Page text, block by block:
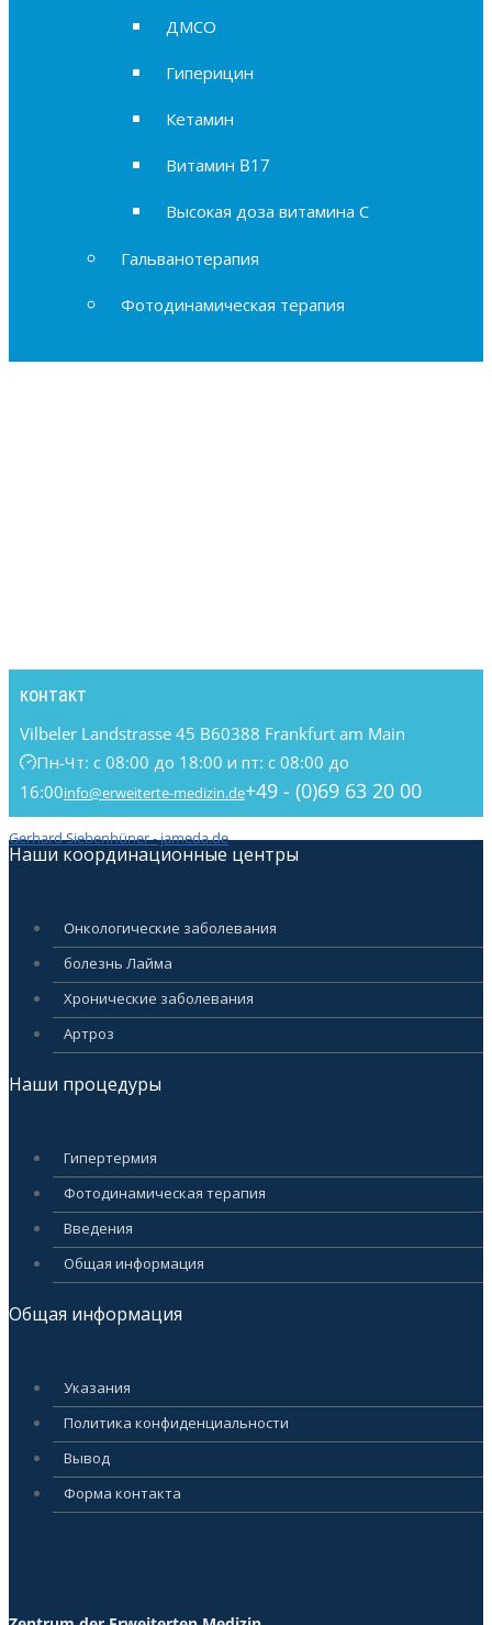
ДМСО
Гиперицин
Кетамин
Витамин B17
Высокая доза витамина С
Гальванотерапия
Фотодинамическая терапия
контакт
Vilbeler Landstrasse 45 B60388 Frankfurt am Main
Пн-Чт: с 08:00 до 18:00 и пт: с 08:00 до
16:00info@erweiterte-medizin.de+49 - (0)69 63 20 00
Gerhard Siebenhüner - jameda.de
Наши координационные центры
Oнкологические заболевания
болезнь Лайма
Xронические заболевания
Артроз
Наши процедуры
Гипертермия
Фотодинамическая терапия
Введения
Общая информация
Общая информация
Указания
Политика конфиденциальности
Вывод
Форма контакта